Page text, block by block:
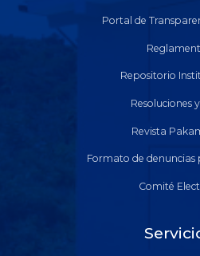
Portal de
Repositorio
Resoluciones
Revista
Formato de denuncias
Comité